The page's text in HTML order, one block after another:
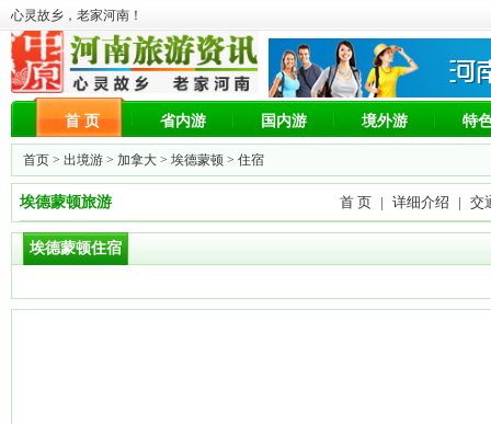
心灵故乡，老家河南！
首 页 省内游 国内游 境外游 特
首页 > 出境游 > 加拿大 > 埃德蒙顿 > 住宿
埃德蒙顿旅游 首 页 | 详细介绍 | 交
埃德蒙顿住宿